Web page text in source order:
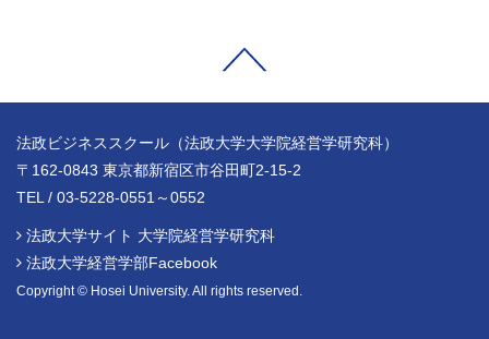
法政ビジネススクール（法政大学大学院経営学研究科）
〒162-0843 東京都新宿区市谷田町2-15-2
TEL / 03-5228-0551～0552
法政大学サイト 大学院経営学研究科
法政大学経営学部Facebook
Copyright © Hosei University. All rights reserved.